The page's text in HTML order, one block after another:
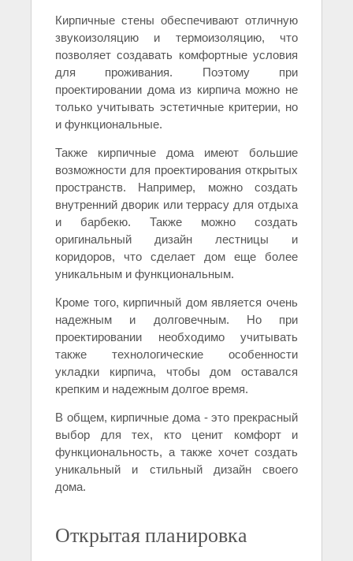
Кирпичные стены обеспечивают отличную
звукоизоляцию и термоизоляцию, что
позволяет создавать комфортные условия
для проживания. Поэтому при
проектировании дома из кирпича можно не
только учитывать эстетичные критерии, но
и функциональные.
Также кирпичные дома имеют большие
возможности для проектирования открытых
пространств. Например, можно создать
внутренний дворик или террасу для отдыха
и барбекю. Также можно создать
оригинальный дизайн лестницы и
коридоров, что сделает дом еще более
уникальным и функциональным.
Кроме того, кирпичный дом является очень
надежным и долговечным. Но при
проектировании необходимо учитывать
также технологические особенности
укладки кирпича, чтобы дом оставался
крепким и надежным долгое время.
В общем, кирпичные дома - это прекрасный
выбор для тех, кто ценит комфорт и
функциональность, а также хочет создать
уникальный и стильный дизайн своего
дома.
Открытая планировка